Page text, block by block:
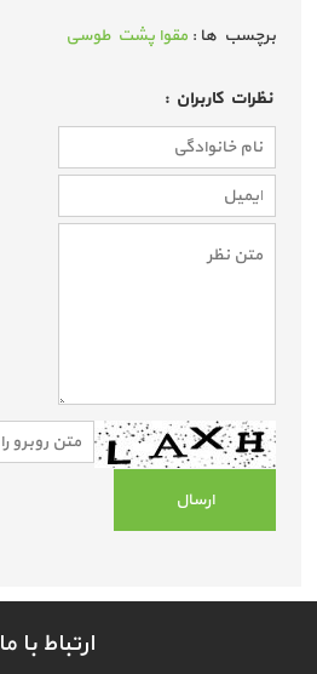
برچسب ها :مقوا پشت طوسی
نظرات كاربران :
ارتباط با ما